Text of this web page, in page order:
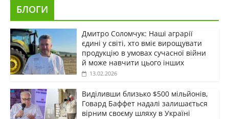
БЛОГИ
Дмитро Соломчук: Наші аграрії
єдині у світі, хто вміє вирощувати
продукцію в умовах сучасної війни
й може навчити цього інших
13.02.2026
Виділивши близько $500 мільйонів,
Говард Баффет надалі залишається
вірним своєму шляху в Україні